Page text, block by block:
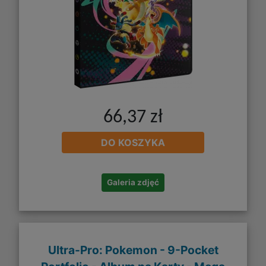
66,37 zł
DO KOSZYKA
Galeria zdjęć
Ultra-Pro: Pokemon - 9-Pocket